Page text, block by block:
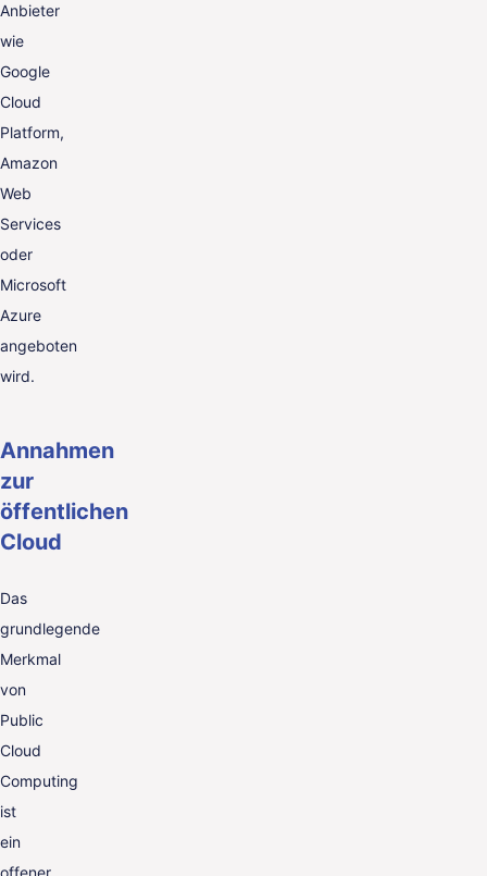
Anbieter
wie
Google
Cloud
Platform,
Amazon
Web
Services
oder
Microsoft
Azure
angeboten
wird.
Annahmen
zur
öffentlichen
Cloud
Das
grundlegende
Merkmal
von
Public
Cloud
Computing
ist
ein